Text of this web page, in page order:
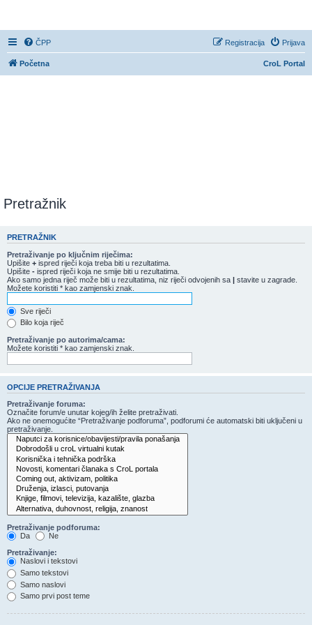
ČPP Prijava
Registracija
CroL Portal
Početna
Pretražnik
PRETRAŽNIK
Pretraživanje po ključnim riječima:
Upišite + ispred riječi koja treba biti u rezultatima.
Upišite - ispred riječi koja ne smije biti u rezultatima.
Ako samo jedna riječ može biti u rezultatima, niz riječi odvojenih sa | stavite u zagrade.
Možete koristiti * kao zamjenski znak.
Sve riječi
Bilo koja riječ
Pretraživanje po autorima/cama:
Možete koristiti * kao zamjenski znak.
OPCIJE PRETRAŽIVANJA
Pretraživanje foruma:
Označite forum/e unutar kojeg/ih želite pretraživati.
Ako ne onemogućite “Pretraživanje podforuma”, podforumi će automatski biti uključeni u
pretraživanje.
Pretraživanje podforuma:
Da
Ne
Pretraživanje:
Naslovi i tekstovi
Samo tekstovi
Samo naslovi
Samo prvi post teme